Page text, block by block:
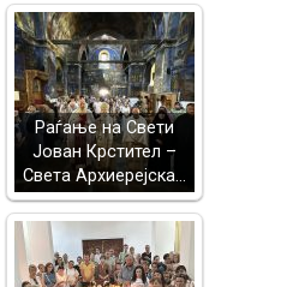
Раѓање на Свети
Јован Крстител –
Света Архиерејска…